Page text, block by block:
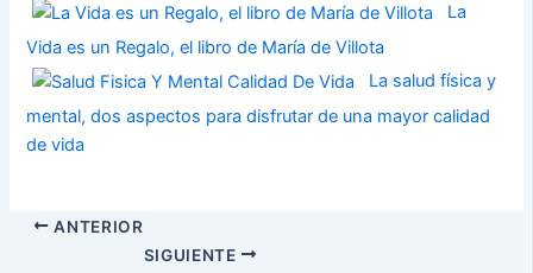
La
Vida es un Regalo, el libro de María de Villota
La salud física y
mental, dos aspectos para disfrutar de una mayor calidad
de vida
ANTERIOR
SIGUIENTE